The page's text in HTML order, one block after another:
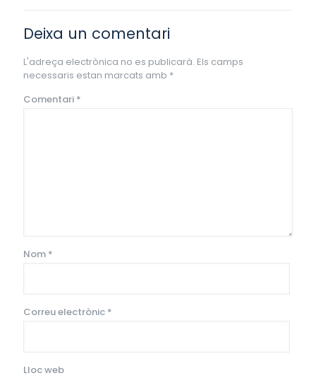
Deixa un comentari
L'adreça electrònica no es publicarà. Els camps
necessaris estan marcats amb *
Comentari *
Nom *
Correu electrònic *
Lloc web